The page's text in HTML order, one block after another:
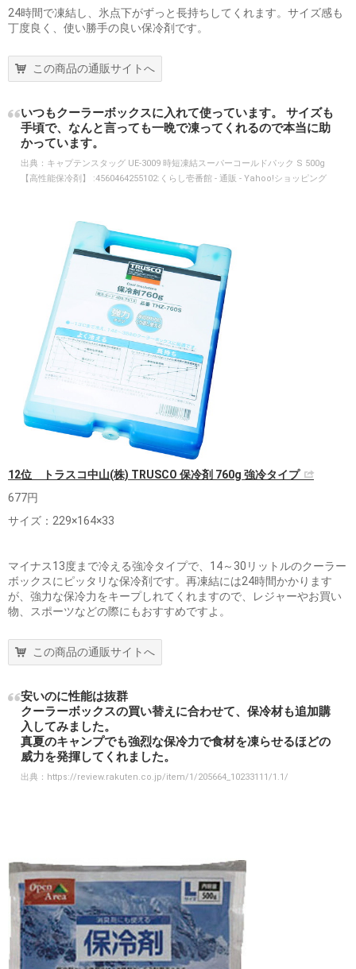
24時間で凍結し、氷点下がずっと長持ちしてくれます。サイズ感も
丁度良く、使い勝手の良い保冷剤です。
この商品の通販サイトへ
いつもクーラーボックスに入れて使っています。 サイズも
手頃で、なんと言っても一晩で凍ってくれるので本当に助
かっています。
出典： キャプテンスタッグ UE-3009 時短凍結スーパーコールドパック S 500g
【高性能保冷剤】 :4560464255102:くらし壱番館 - 通販 - Yahoo!ショッピング
12位 トラスコ中山(株) TRUSCO 保冷剤 760g 強冷タイプ
677円
サイズ：229×164×33
マイナス13度まで冷える強冷タイプで、14～30リットルのクーラー
ボックスにピッタリな保冷剤です。再凍結には24時間かかります
が、強力な保冷力をキープしれてくれますので、レジャーやお買い
物、スポーツなどの際にもおすすめですよ。
この商品の通販サイトへ
安いのに性能は抜群
クーラーボックスの買い替えに合わせて、保冷材も追加購
入してみました。
真夏のキャンプでも強烈な保冷力で食材を凍らせるほどの
威力を発揮してくれました。
出典： https://review.rakuten.co.jp/item/1/205664_10233111/1.1/